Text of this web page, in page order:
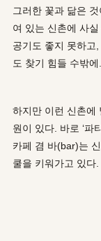
그러한 꽃과 닮은
여 있는 신촌에 사
공기도 좋지 못하고
도 찾기 힘들 수밖에.
하지만 이런 신촌에
원이 있다. 바로 ‘파
카페 겸 바(bar)는
쿨을 키워가고 있